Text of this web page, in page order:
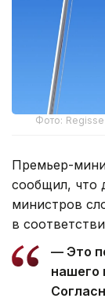
Фото:
Премьер-
сообщил, что
министров
в
— Это
нашего